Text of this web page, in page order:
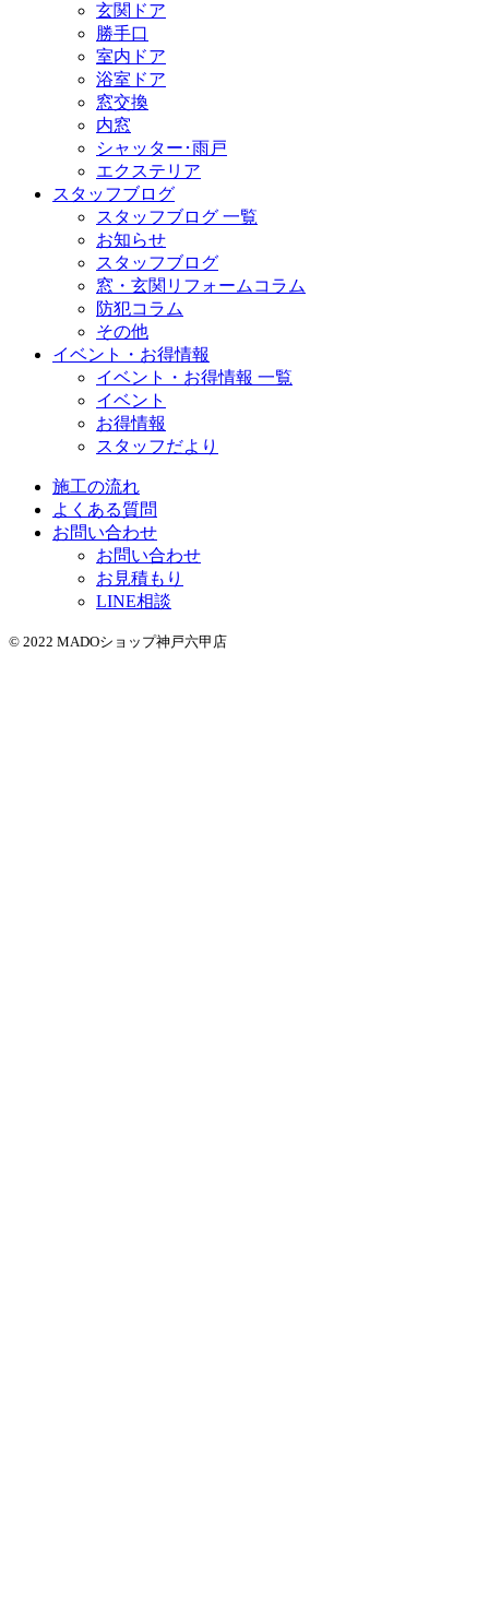
玄関ドア
勝手口
室内ドア
浴室ドア
窓交換
内窓
シャッター･雨戸
エクステリア
スタッフブログ
スタッフブログ 一覧
お知らせ
スタッフブログ
窓・玄関リフォームコラム
防犯コラム
その他
イベント・お得情報
イベント・お得情報 一覧
イベント
お得情報
スタッフだより
施工の流れ
よくある質問
お問い合わせ
お問い合わせ
お見積もり
LINE相談
© 2022 MADOショップ神戸六甲店